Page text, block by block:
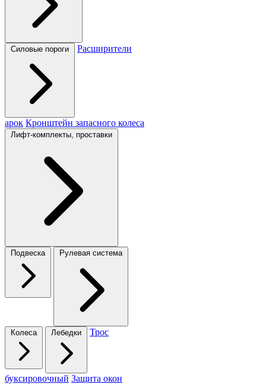
Силовые пороги Расширители
арок Кронштейн запасного колеса
Лифт-комплекты, проставки
Подвеска Рулевая система
Колеса Лебедки Трос
буксировочный Защита окон